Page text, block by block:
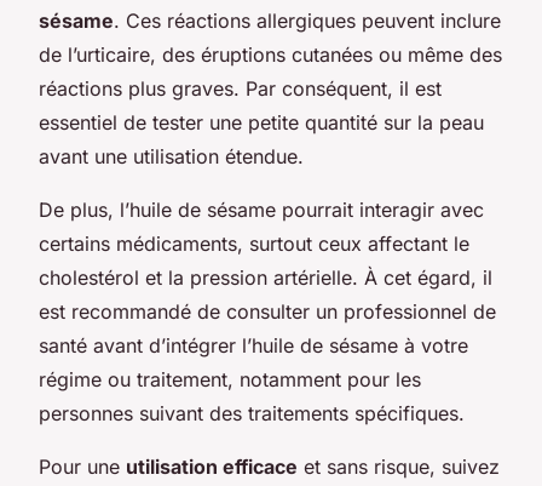
sésame. Ces réactions allergiques peuvent inclure
de l’urticaire, des éruptions cutanées ou même des
réactions plus graves. Par conséquent, il est
essentiel de tester une petite quantité sur la peau
avant une utilisation étendue.
De plus, l’huile de sésame pourrait interagir avec
certains médicaments, surtout ceux affectant le
cholestérol et la pression artérielle. À cet égard, il
est recommandé de consulter un professionnel de
santé avant d’intégrer l’huile de sésame à votre
régime ou traitement, notamment pour les
personnes suivant des traitements spécifiques.
Pour une utilisation efficace et sans risque, suivez